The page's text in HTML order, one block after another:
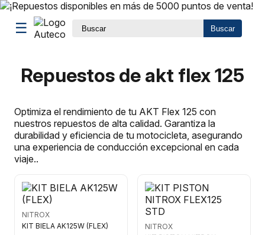
☰ Buscar
Repuestos de akt flex 125
Optimiza el rendimiento de tu AKT Flex 125 con
nuestros repuestos de alta calidad. Garantiza la
durabilidad y eficiencia de tu motocicleta, asegurando
una experiencia de conducción excepcional en cada
viaje..
NITROX
KIT BIELA AK125W (FLEX)
NITROX